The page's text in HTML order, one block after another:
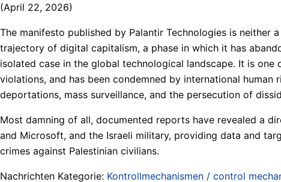
(April 22, 2026)
The manifesto published by Palantir Technologies is
trajectory of digital capitalism, a phase in which it has
isolated case in the global technological landscape. It is
violations, and has been condemned by international
deportations, mass surveillance, and the persecution of
Most damning of all, documented reports have revealed a
and Microsoft, and the Israeli military, providing data and
crimes against Palestinian civilians.
Nachrichten Kategorie: Kontrollmechanismen / control